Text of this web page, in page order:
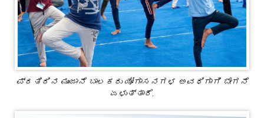
ಪ್ರತಿದಿನ ಮುಂಜಾನೆ ಬಾಲಕರು ಯೋಗಾಸನಗಳ ಅವಧಿಗಾಗಿ ಬೇಗನೆ
ಏಳುತ್ತಾರೆ.